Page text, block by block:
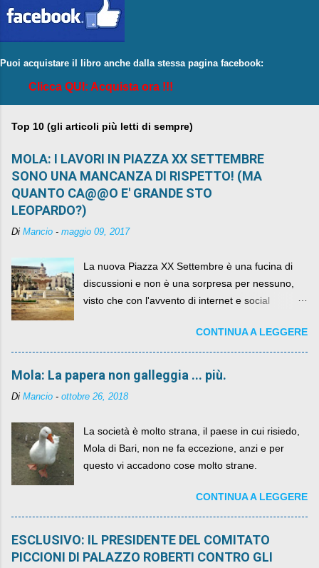
Puoi acquistare il libro anche dalla stessa pagina facebook:
Clicca QUI: Acquista ora !!!
Top 10 (gli articoli più letti di sempre)
MOLA: I LAVORI IN PIAZZA XX SETTEMBRE
SONO UNA MANCANZA DI RISPETTO! (MA
QUANTO CA@@O E' GRANDE STO
LEOPARDO?)
Di Mancio - maggio 09, 2017
La nuova Piazza XX Settembre è una fucina di
discussioni e non è una sorpresa per nessuno,
visto che con l'avvento di internet e social
sua lasciandone anche traccia scritta nel web.
CONTINUA A LEGGERE
Mola: La papera non galleggia ... più.
Di Mancio - ottobre 26, 2018
La società è molto strana, il paese in cui risiedo,
Mola di Bari, non ne fa eccezione, anzi e per
questo vi accadono cose molto strane.
CONTINUA A LEGGERE
ESCLUSIVO: IL PRESIDENTE DEL COMITATO
PICCIONI DI PALAZZO ROBERTI CONTRO GLI